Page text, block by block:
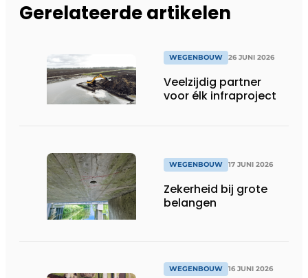
Gerelateerde artikelen
WEGENBOUW 26 JUNI 2026
Veelzijdig partner
voor élk infraproject
WEGENBOUW 17 JUNI 2026
Zekerheid bij grote
belangen
WEGENBOUW 16 JUNI 2026